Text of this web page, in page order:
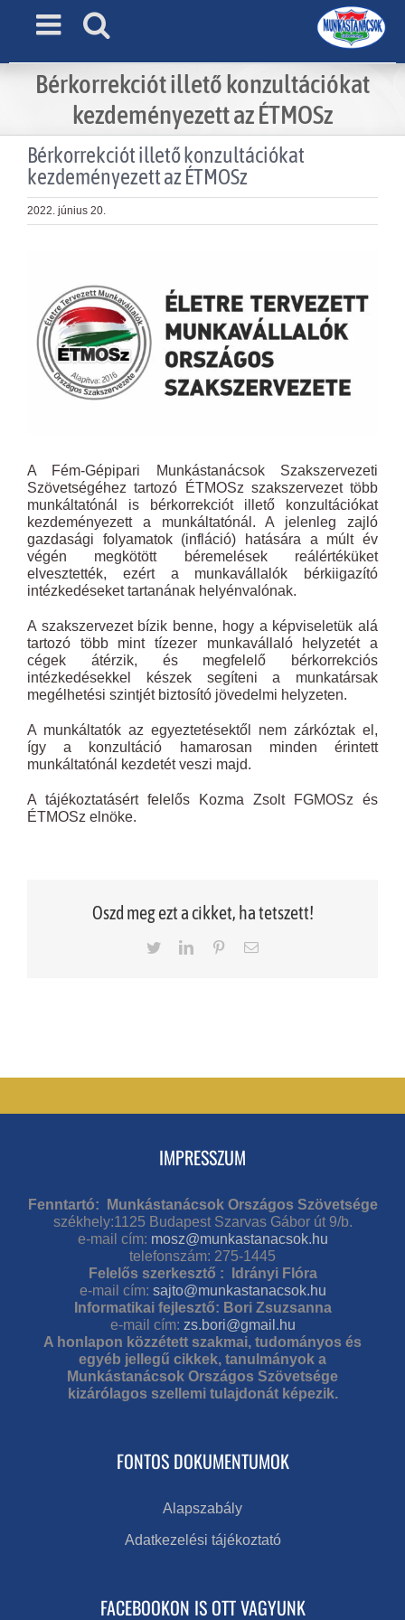
Bérkorrekciót illető konzultációkat
kezdeményezett az ÉTMOSz
Bérkorrekciót illető konzultációkat
kezdeményezett az ÉTMOSz
2022. június 20.
Image
A Fém-Gépipari Munkástanácsok Szakszervezeti
Szövetségéhez tartozó ÉTMOSz szakszervezet több
munkáltatónál is bérkorrekciót illető konzultációkat
kezdeményezett a munkáltatónál. A jelenleg zajló
gazdasági folyamatok (infláció) hatására a múlt év
végén megkötött béremelések reálértéküket
elvesztették, ezért a munkavállalók bérkiigazító
intézkedéseket tartanának helyénvalónak.
A szakszervezet bízik benne, hogy a képviseletük alá
tartozó több mint tízezer munkavállaló helyzetét a
cégek átérzik, és megfelelő bérkorrekciós
intézkedésekkel készek segíteni a munkatársak
megélhetési szintjét biztosító jövedelmi helyzeten.
A munkáltatók az egyeztetésektől nem zárkóztak el,
így a konzultáció hamarosan minden érintett
munkáltatónál kezdetét veszi majd.
A tájékoztatásért felelős Kozma Zsolt FGMOSz és
ÉTMOSz elnöke.
Oszd meg ezt a cikket, ha tetszett!
TwitterLinkedInPinterestEmail
IMPRESSZUM
Fenntartó: Munkástanácsok Országos Szövetsége
székhely:1125 Budapest Szarvas Gábor út 9/b.
e-mail cím: mosz@munkastanacsok.hu
telefonszám: 275-1445
Felelős szerkesztő : Idrányi Flóra
e-mail cím: sajto@munkastanacsok.hu
Informatikai fejlesztő: Bori Zsuzsanna
e-mail cím: zs.bori@gmail.hu
A honlapon közzétett szakmai, tudományos és
egyéb jellegű cikkek, tanulmányok a
Munkástanácsok Országos Szövetsége
kizárólagos szellemi tulajdonát képezik.
FONTOS DOKUMENTUMOK
Alapszabály
Adatkezelési tájékoztató
FACEBOOKON IS OTT VAGYUNK